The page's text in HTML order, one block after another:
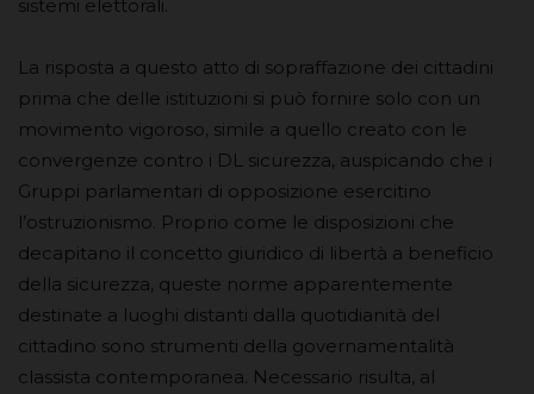
sistemi elettorali.
La risposta a questo atto di sopraffazione dei cittadini
prima che delle istituzioni si può fornire solo con un
movimento vigoroso, simile a quello creato con le
convergenze contro i DL sicurezza, auspicando che i
Gruppi parlamentari di opposizione esercitino
l’ostruzionismo. Proprio come le disposizioni che
decapitano il concetto giuridico di libertà a beneficio
della sicurezza, queste norme apparentemente
destinate a luoghi distanti dalla quotidianità del
cittadino sono strumenti della governamentalità
classista contemporanea. Necessario risulta, al